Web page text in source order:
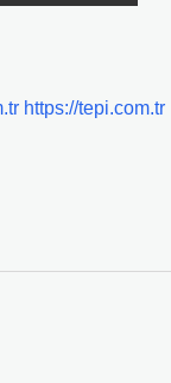
https://tepi.com.tr